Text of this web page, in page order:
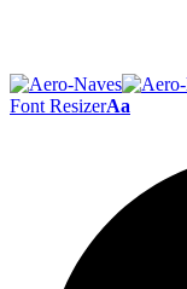
Font ResizerAa